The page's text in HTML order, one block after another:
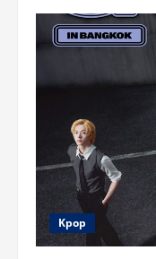
Kpop